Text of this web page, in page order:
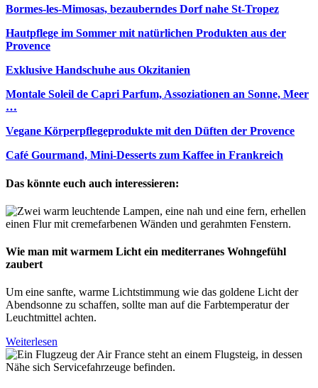
Bormes-les-Mimosas, bezauberndes Dorf nahe St-Tropez
Hautpflege im Sommer mit natürlichen Produkten aus der
Provence
Exklusive Handschuhe aus Okzitanien
Montale Soleil de Capri Parfum, Assoziationen an Sonne, Meer
…
Vegane Körperpflegeprodukte mit den Düften der Provence
Café Gourmand, Mini-Desserts zum Kaffee in Frankreich
Das könnte euch auch interessieren:
Wie man mit warmem Licht ein mediterranes Wohngefühl
zaubert
Um eine sanfte, warme Lichtstimmung wie das goldene Licht der
Abendsonne zu schaffen, sollte man auf die Farbtemperatur der
Leuchtmittel achten.
Weiterlesen